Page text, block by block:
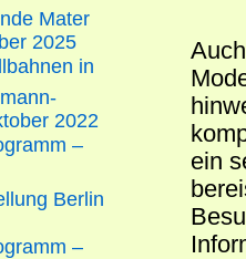
ein
Mater
2025
in
2022
–
Berlin
–